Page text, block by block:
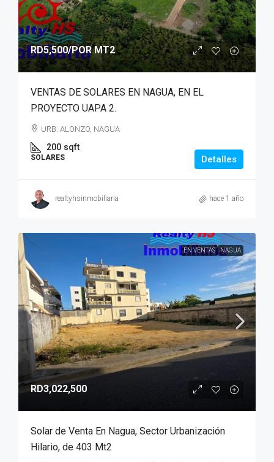
RD5,500/POR MT2
VENTAS DE SOLARES EN NAGUA, EN EL
PROYECTO UAPA 2.
URB. ALONZO, NAGUA
200 sqft
SOLARES Detalles
realtyhsinmobiliaria hace 1 año
EN VENTAS NAGUA
RD3,022,500
Solar de Venta En Nagua, Sector Urbanización
Hilario, de 403 Mt2